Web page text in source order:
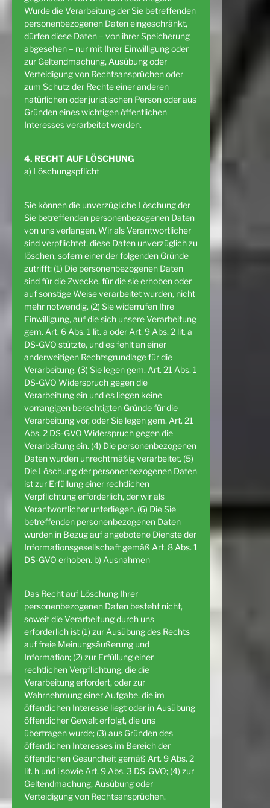
Wurde die Verarbeitung der Sie betreffenden
personenbezogenen Daten eingeschränkt,
dürfen diese Daten – von ihrer Speicherung
abgesehen – nur mit Ihrer Einwilligung oder
zur Geltendmachung, Ausübung oder
Verteidigung von Rechtsansprüchen oder
zum Schutz der Rechte einer anderen
natürlichen oder juristischen Person oder aus
Gründen eines wichtigen öffentlichen
Interesses verarbeitet werden.
4. RECHT AUF LÖSCHUNG
a) Löschungspflicht
Sie können die unverzügliche Löschung der
Sie betreffenden personenbezogenen Daten
von uns verlangen. Wir als Verantwortlicher
sind verpflichtet, diese Daten unverzüglich zu
löschen, sofern einer der folgenden Gründe
zutrifft: (1) Die personenbezogenen Daten
sind für die Zwecke, für die sie erhoben oder
auf sonstige Weise verarbeitet wurden, nicht
mehr notwendig. (2) Sie widerrufen Ihre
Einwilligung, auf die sich unsere Verarbeitung
gem. Art. 6 Abs. 1 lit. a oder Art. 9 Abs. 2 lit. a
DS-GVO stützte, und es fehlt an einer
anderweitigen Rechtsgrundlage für die
Verarbeitung. (3) Sie legen gem. Art. 21 Abs. 1
DS-GVO Widerspruch gegen die
Verarbeitung ein und es liegen keine
vorrangigen berechtigten Gründe für die
Verarbeitung vor, oder Sie legen gem. Art. 21
Abs. 2 DS-GVO Widerspruch gegen die
Verarbeitung ein. (4) Die personenbezogenen
Daten wurden unrechtmäßig verarbeitet. (5)
Die Löschung der personenbezogenen Daten
ist zur Erfüllung einer rechtlichen
Verpflichtung erforderlich, der wir als
Verantwortlicher unterliegen. (6) Die Sie
betreffenden personenbezogenen Daten
wurden in Bezug auf angebotene Dienste der
Informationsgesellschaft gemäß Art. 8 Abs. 1
DS-GVO erhoben. b) Ausnahmen
Das Recht auf Löschung Ihrer
personenbezogenen Daten besteht nicht,
soweit die Verarbeitung durch uns
erforderlich ist (1) zur Ausübung des Rechts
auf freie Meinungsäußerung und
Information; (2) zur Erfüllung einer
rechtlichen Verpflichtung, die die
Verarbeitung erfordert, oder zur
Wahrnehmung einer Aufgabe, die im
öffentlichen Interesse liegt oder in Ausübung
öffentlicher Gewalt erfolgt, die uns
übertragen wurde; (3) aus Gründen des
öffentlichen Interesses im Bereich der
öffentlichen Gesundheit gemäß Art. 9 Abs. 2
lit. h und i sowie Art. 9 Abs. 3 DS-GVO; (4) zur
Geltendmachung, Ausübung oder
Verteidigung von Rechtsansprüchen.